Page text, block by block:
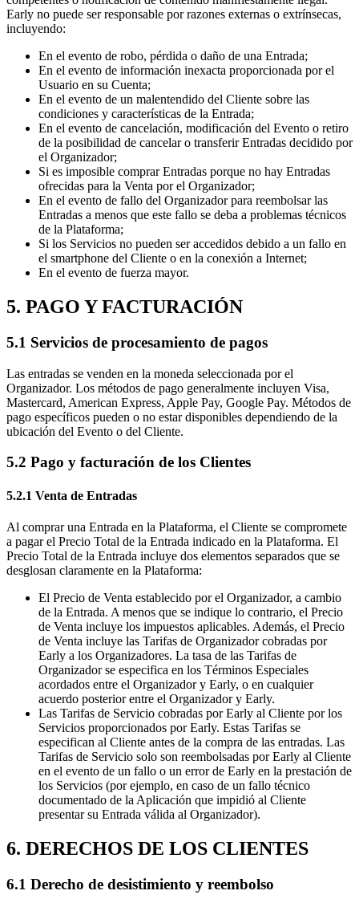
Early no puede ser responsable por razones externas o extrínsecas,
incluyendo:
En el evento de robo, pérdida o daño de una Entrada;
En el evento de información inexacta proporcionada por el
Usuario en su Cuenta;
En el evento de un malentendido del Cliente sobre las
condiciones y características de la Entrada;
En el evento de cancelación, modificación del Evento o retiro
de la posibilidad de cancelar o transferir Entradas decidido por
el Organizador;
Si es imposible comprar Entradas porque no hay Entradas
ofrecidas para la Venta por el Organizador;
En el evento de fallo del Organizador para reembolsar las
Entradas a menos que este fallo se deba a problemas técnicos
de la Plataforma;
Si los Servicios no pueden ser accedidos debido a un fallo en
el smartphone del Cliente o en la conexión a Internet;
En el evento de fuerza mayor.
5. PAGO Y FACTURACIÓN
5.1 Servicios de procesamiento de pagos
Las entradas se venden en la moneda seleccionada por el
Organizador. Los métodos de pago generalmente incluyen Visa,
Mastercard, American Express, Apple Pay, Google Pay. Métodos de
pago específicos pueden o no estar disponibles dependiendo de la
ubicación del Evento o del Cliente.
5.2 Pago y facturación de los Clientes
5.2.1 Venta de Entradas
Al comprar una Entrada en la Plataforma, el Cliente se compromete
a pagar el Precio Total de la Entrada indicado en la Plataforma. El
Precio Total de la Entrada incluye dos elementos separados que se
desglosan claramente en la Plataforma:
El Precio de Venta establecido por el Organizador, a cambio
de la Entrada. A menos que se indique lo contrario, el Precio
de Venta incluye los impuestos aplicables. Además, el Precio
de Venta incluye las Tarifas de Organizador cobradas por
Early a los Organizadores. La tasa de las Tarifas de
Organizador se especifica en los Términos Especiales
acordados entre el Organizador y Early, o en cualquier
acuerdo posterior entre el Organizador y Early.
Las Tarifas de Servicio cobradas por Early al Cliente por los
Servicios proporcionados por Early. Estas Tarifas se
especifican al Cliente antes de la compra de las entradas. Las
Tarifas de Servicio solo son reembolsadas por Early al Cliente
en el evento de un fallo o un error de Early en la prestación de
los Servicios (por ejemplo, en caso de un fallo técnico
documentado de la Aplicación que impidió al Cliente
presentar su Entrada válida al Organizador).
6. DERECHOS DE LOS CLIENTES
6.1 Derecho de desistimiento y reembolso